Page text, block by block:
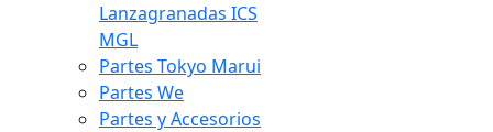
Lanzagranadas ICS
MGL
Partes Tokyo Marui
Partes We
Partes y Accesorios